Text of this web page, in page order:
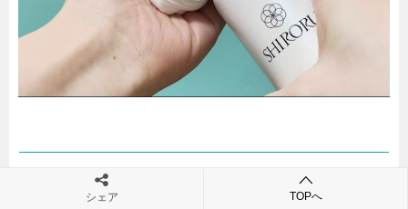
【追伸】8月入荷分の在庫は残りわずか
シェア TOPへ